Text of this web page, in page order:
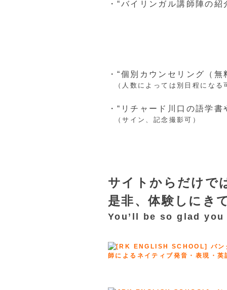
・“バイリンガル講師陣の紹
・“個別カウンセリング（無
（人数によっては別日程になる
・“リチャード川口の語学
（サイン、記念撮影可）
サイトからだけで
是非、体験しにき
You’ll be so glad